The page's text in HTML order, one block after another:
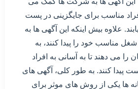
مناسب برای جایگزینی در پست
علاوه بیش اینکه این آگهی ها به
مناسب خود را پیدا کنند، به
می دهند تا به آسانی به افراد
پیدا کنند. به طور کلی، آگهی های
ها یکی از روش های موثر برای